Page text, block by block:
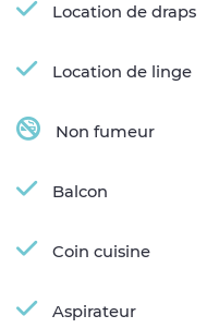
Location de draps
Location de linge
Non fumeur
Balcon
Coin cuisine
Aspirateur